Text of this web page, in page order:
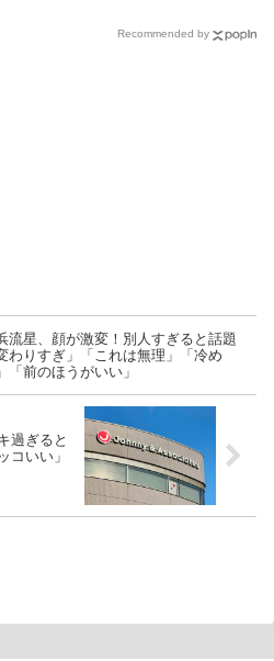
Recommended by
流星、顔が激変！別人すぎると話題
わりすぎ」「これは無理」「冷め
「前のほうがいい」
過ぎると
コいい」